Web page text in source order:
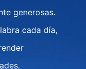
generosas.
cada día,